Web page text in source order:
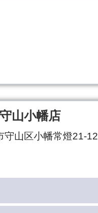
山小幡店
守山区小幡常燈21-12